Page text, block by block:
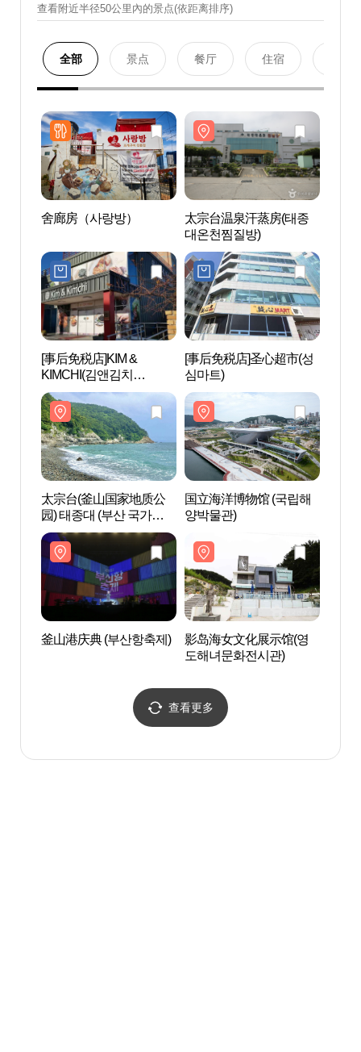
查看附近半径50公里內的景点(依距离排序)
全部 景点 餐厅 住宿
舍廊房（사랑방）
太宗台温泉汗蒸房(태종
대온천찜질방)
[事后免税店]KIM &
KIMCHI(김앤김치
(KIM&KIMCHI))
[事后免税店]圣心超市(성
심마트)
太宗台(釜山国家地质公
园) 태종대 (부산 국가지질
공원)
国立海洋博物馆 (국립해
양박물관)
釜山港庆典 (부산항축제)
影岛海女文化展示馆(영
도해녀문화전시관)
查看更多